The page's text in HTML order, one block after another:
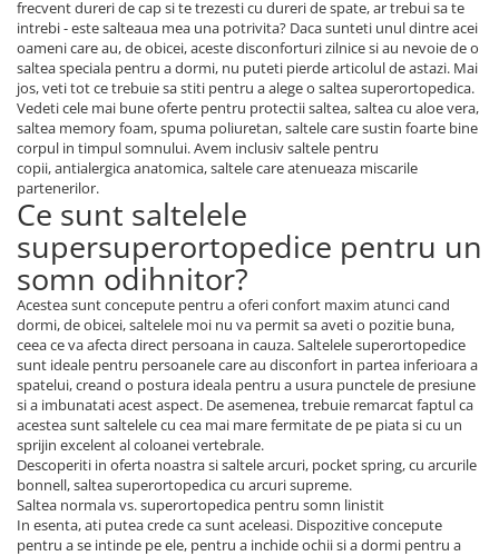
frecvent dureri de cap si te trezesti cu dureri de spate, ar trebui sa te
intrebi - este salteaua mea una potrivita? Daca sunteti unul dintre acei
oameni care au, de obicei, aceste disconforturi zilnice si au nevoie de o
saltea speciala pentru a dormi, nu puteti pierde articolul de astazi. Mai
jos, veti tot ce trebuie sa stiti pentru a alege o saltea superortopedica.
Vedeti cele mai bune oferte pentru protectii saltea, saltea cu aloe vera,
saltea memory foam, spuma poliuretan, saltele care sustin foarte bine
corpul in timpul somnului. Avem inclusiv saltele pentru
copii, antialergica anatomica, saltele care atenueaza miscarile
partenerilor.
Ce sunt saltelele
supersuperortopedice pentru un
somn odihnitor?
Acestea sunt concepute pentru a oferi confort maxim atunci cand
dormi, de obicei, saltelele moi nu va permit sa aveti o pozitie buna,
ceea ce va afecta direct persoana in cauza. Saltelele superortopedice
sunt ideale pentru persoanele care au disconfort in partea inferioara a
spatelui, creand o postura ideala pentru a usura punctele de presiune
si a imbunatati acest aspect. De asemenea, trebuie remarcat faptul ca
acestea sunt saltelele cu cea mai mare fermitate de pe piata si cu un
sprijin excelent al coloanei vertebrale.
Descoperiti in oferta noastra si saltele arcuri, pocket spring, cu arcurile
bonnell, saltea superortopedica cu arcuri supreme.
Saltea normala vs. superortopedica pentru somn linistit
In esenta, ati putea crede ca sunt aceleasi. Dispozitive concepute
pentru a se intinde pe ele, pentru a inchide ochii si a dormi pentru a